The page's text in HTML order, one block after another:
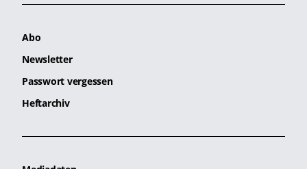
Abo
Newsletter
Passwort vergessen
Heftarchiv